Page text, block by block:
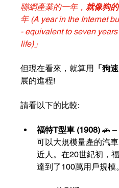
聯網產業的一年，就像狗
年 (A year in the Internet
- equivalent to seven
life)」
但現在看來，就算用 「狗
展的進程!
請看以下的比較:
福特T型車 (1908) 🚗 –
可以大規模量產的汽
近人。在20世紀初，
達到了100萬用戶規模。